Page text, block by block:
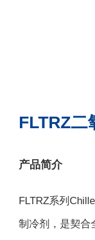
FLTRZ二
产品简介
FLTRZ系列
制冷剂，是契合